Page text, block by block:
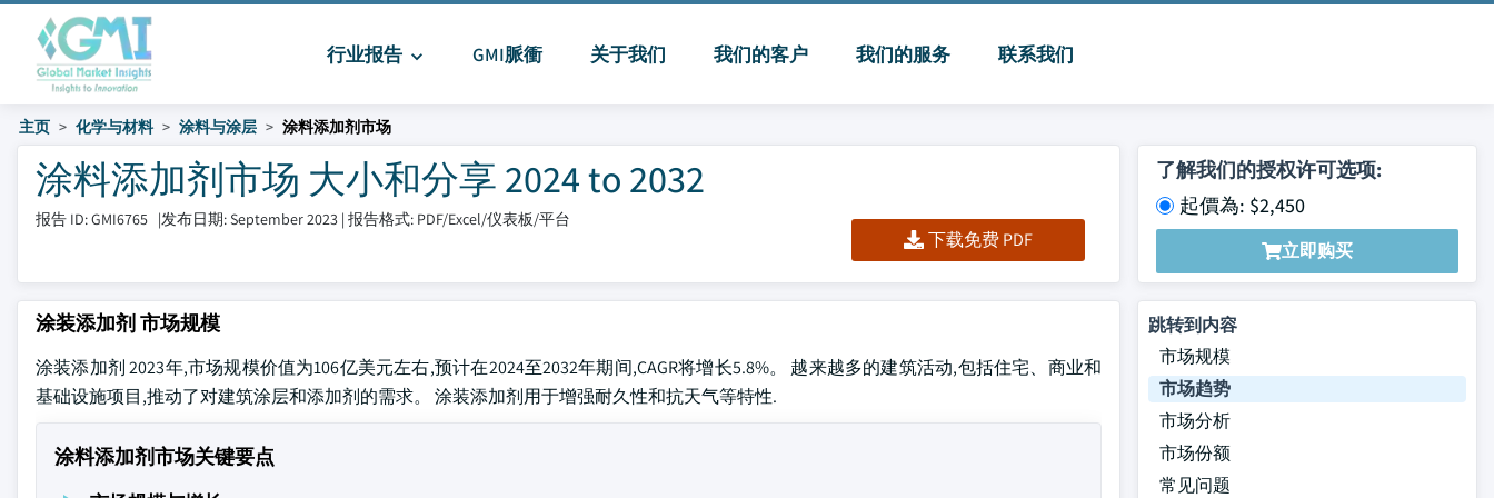
行业报告 GMI脈衝 关于我们 我们的客户 我们的服务 联系我们
主页 化学与材料 涂料与涂层 涂料添加剂市场
涂料添加剂市场 大小和分享 2024 to 2032
报告 ID: GMI6765 |发布日期: September 2023 | 报告格式: PDF/Excel/仪表板/平台
下载免费 PDF
了解我们的授权许可选项:
起價為: $2,450
立即购买
涂装添加剂 市场规模
涂装添加剂 2023年,市场规模价值为106亿美元左右,预计在2024至2032年期间,CAGR将增长5.8%。 越来越多的建筑活动,包括住宅、商业和
基础设施项目,推动了对建筑涂层和添加剂的需求。 涂装添加剂用于增强耐久性和抗天气等特性.
涂料添加剂市场关键要点
跳转到内容
市场规模
市场趋势
市场分析
市场份额
常见问题